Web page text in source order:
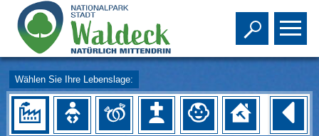
Toggle
Wählen Sie Ihre Lebenslage: